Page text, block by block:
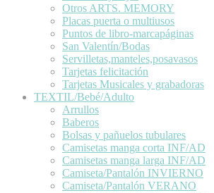
Otros ARTS. MEMORY
Placas puerta o multiusos
Puntos de libro-marcapáginas
San Valentín/Bodas
Servilletas,manteles,posavasos
Tarjetas felicitación
Tarjetas Musicales y grabadoras
TEXTIL/Bebé/Adulto
Arrullos
Baberos
Bolsas y pañuelos tubulares
Camisetas manga corta INF/AD
Camisetas manga larga INF/AD
Camiseta/Pantalón INVIERNO
Camiseta/Pantalón VERANO